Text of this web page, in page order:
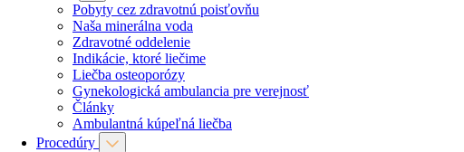
Pobyty cez zdravotnú poisťovňu
Naša minerálna voda
Zdravotné oddelenie
Indikácie, ktoré liečime
Liečba osteoporózy
Gynekologická ambulancia pre verejnosť
Články
Ambulantná kúpeľná liečba
Procedúry